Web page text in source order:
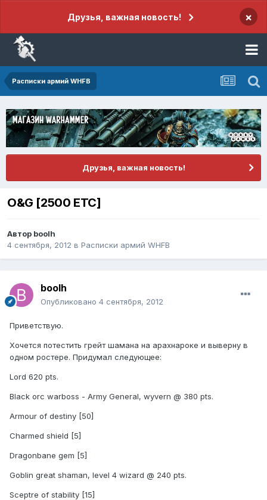
Друзья, важная новость! ×
Расписки армий WHFB
Друзья, важная новость!
O&G [2500 ETC]
Автор boolh
4 сентября, 2012 в Расписки армий WHFB
boolh
Опубликовано 4 сентября, 2012
Приветствую.
Хочется потестить грейт шамана на арахнароке и выверну в
одном ростере. Придумал следующее:
Lord 620 pts.
Black orc warboss - Army General, wyvern @ 380 pts.
Armour of destiny [50]
Charmed shield [5]
Dragonbane gem [5]
Goblin great shaman, level 4 wizard @ 240 pts.
Sceptre of stability [15]